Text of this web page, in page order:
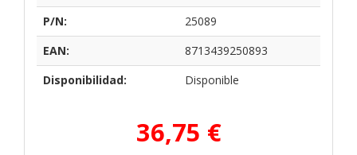
P/N:
25089
EAN:
8713439250893
Disponibilidad:
Disponible
36,75 €